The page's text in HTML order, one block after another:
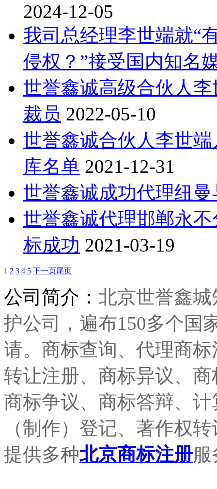
2024-12-05
我司总经理李世端就“
侵权？”接受国内知名
世誉鑫诚高级合伙人
裁员 2022-05-10
世誉鑫诚合伙人李世
库名单 2021-12-31
世誉鑫诚成功代理纽
世誉鑫诚代理邯郸永
标成功 2021-03-19
1 2 3 4 5 下一页尾页
公司简介： 北京世誉鑫
护公司，遍布150多个国
请。商标查询、代理商
转让注册、商标异议、
商标争议、商标答辩、
（制作）登记、著作权
提供多种北京商标注册服